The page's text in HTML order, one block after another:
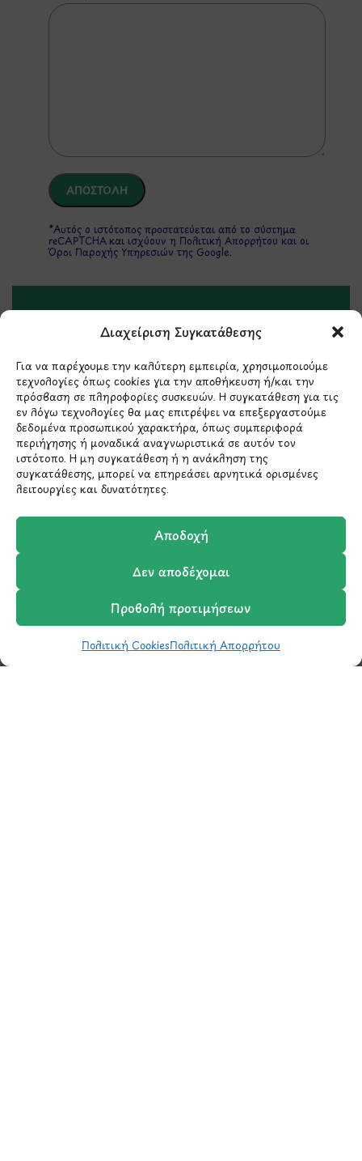
Διαχείριση Συγκατάθεσης
Για να παρέχουμε την καλύτερη εμπειρία, χρησιμοποιούμε
τεχνολογίες όπως cookies για την αποθήκευση ή/και την
πρόσβαση σε πληροφορίες συσκευών. Η συγκατάθεση για τις
εν λόγω τεχνολογίες θα μας επιτρέψει να επεξεργαστούμε
δεδομένα προσωπικού χαρακτήρα, όπως συμπεριφορά
περιήγησης ή μοναδικά αναγνωριστικά σε αυτόν τον
ιστότοπο. Η μη συγκατάθεση ή η ανάκληση της
συγκατάθεσης, μπορεί να επηρεάσει αρνητικά ορισμένες
λειτουργίες και δυνατότητες.
Αποδοχή
Δεν αποδέχομαι
Προβολή προτιμήσεων
Πολιτική CookiesΠολιτική Απορρήτου
*Αυτός ο ιστότοπος προστατεύεται από το σύστημα
reCAPTCHA και ισχύουν η Πολιτική Απορρήτου και οι
Όροι Παροχής Υπηρεσιώντης Google.
ΣΤΟΙΧΕΙΑ ΕΠΙΚΟΙΝΩΝΙΑΣ
Holargos Center (Ισόγειο)
Λ.Περικλέους 56,
Χολαργός 15561
210 6522282
info@ypografi.com
Έχετε ερωτήσεις σχετικά με ένα προϊόν ή μια
παραγγελία; Στείλτε μας ένα email και θα
ΚαλάθιΣύγκριση
Ο Λογαριασμός μου